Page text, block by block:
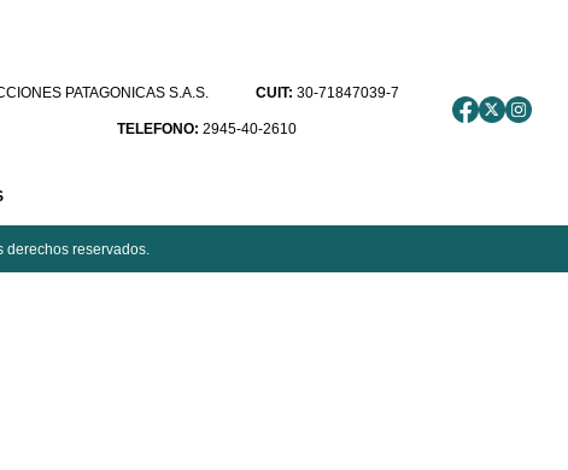
PATAGONICAS S.A.S. CUIT: 30-71847039-7
TELEFONO: 2945-40-2610
derechos reservados.